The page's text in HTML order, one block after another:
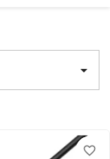

favorite_border
favorite_border
favorite_border